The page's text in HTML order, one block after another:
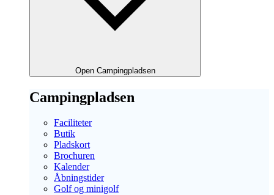
Open Campingpladsen
Campingpladsen
Faciliteter
Butik
Pladskort
Brochuren
Kalender
Åbningstider
Golf og minigolf